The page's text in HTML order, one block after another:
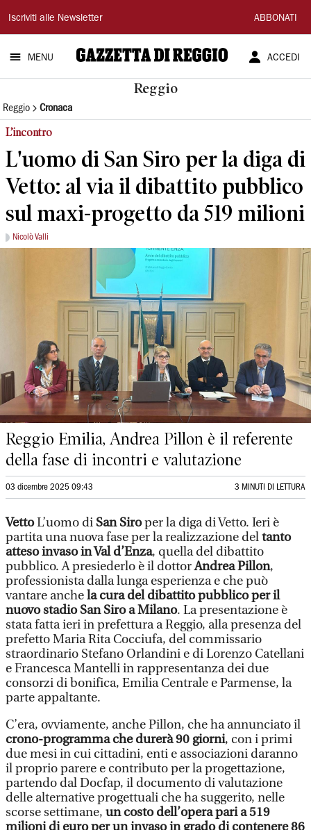
Gazzetta
di
Reggio
Iscriviti alle Newsletter ABBONATI
MENU ACCEDI
Reggio
Reggio Cronaca
L’incontro
L'uomo di San Siro per la diga di
Vetto: al via il dibattito pubblico
sul maxi-progetto da 519 milioni
Nicolò Valli
Reggio Emilia, Andrea Pillon è il referente
della fase di incontri e valutazione
03 dicembre 2025 09:43 3 MINUTI DI LETTURA
VettoL’uomo di San Siroper la diga di Vetto. Ieri è
partita una nuova fase per la realizzazione deltanto
atteso invaso in Val d’Enza, quella del dibattito
pubblico. A presiederlo è il dottorAndrea Pillon,
professionista dalla lunga esperienza e che può
vantare anchela cura del dibattito pubblico per il
nuovo stadio San Siro a Milano. La presentazione è
stata fatta ieri in prefettura a Reggio, alla presenza del
prefetto Maria Rita Cocciufa, del commissario
straordinario Stefano Orlandini e di Lorenzo Catellani
e Francesca Mantelli in rappresentanza dei due
consorzi di bonifica, Emilia Centrale e Parmense, la
parte appaltante.
C’era, ovviamente, anche Pillon, che ha annunciato il
crono-programma che durerà 90 giorni, con i primi
due mesi in cui cittadini, enti e associazioni daranno
il proprio parere e contributo per la progettazione,
partendo dal Docfap, il documento di valutazione
delle alternative progettuali che ha suggerito, nelle
scorse settimane, un costo dell’opera pari a 519
milioni di euro per un invaso in grado di contenere 86